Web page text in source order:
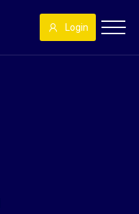
Login